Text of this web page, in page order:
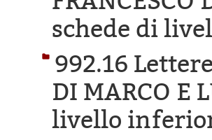
schede di
992.16
DI MARCO E
livello